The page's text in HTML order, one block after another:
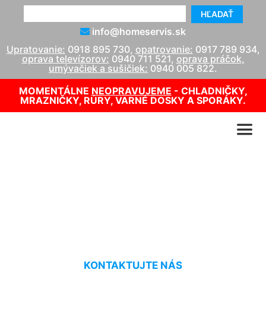
HĽADAŤ
info@homeservis.sk
Upratovanie: 0918 895 730, opatrovanie: 0917 789 934,
oprava televízorov: 0940 711 521, oprava práčok,
umývačiek a sušičiek: 0940 005 822.
MOMENTÁLNE NEOPRAVUJEME - CHLADNIČKY,
MRAZNIČKY, RÚRY, VARNÉ DOSKY A SPORÁKY.
KONTAKTUJTE NÁS